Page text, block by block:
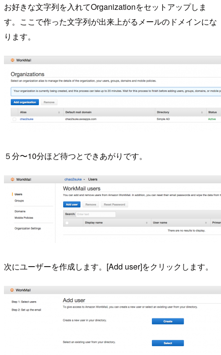
お好きな文字列を入れてOrganizationをセットアップしま
す。ここで作った文字列が出来上がるメールのドメインにな
ります。
５分〜10分ほど待つとできあがりです。
次にユーザーを作成します。[Add user]をクリックします。